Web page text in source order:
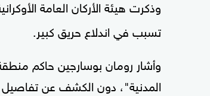
وذكرت هيئة الأركان العامة
تسبب في اندلاع حريق كبير.
وأشار رومان بوسارجين حاكم
المدنية"، دون الكشف عن